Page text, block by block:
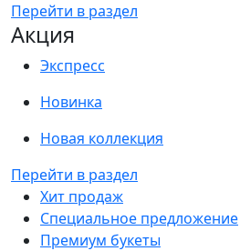
Перейти в раздел
Акция
Экспресс
Новинка
Новая коллекция
Перейти в раздел
Хит продаж
Специальное предложение
Премиум букеты